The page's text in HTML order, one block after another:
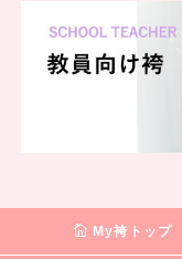
My袴トップ